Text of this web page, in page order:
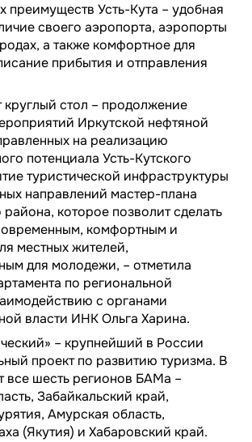
преимуществ Усть-Кута – удобная
своего аэропорта, аэропорты
а также комфортное для
прибытия и отправления
круглый стол – продолжение
Иркутской нефтяной
на реализацию
потенциала Усть-Кутского
туристической инфраструктуры
направлений мастер-плана
района, которое позволит сделать
комфортным и
местных жителей,
для молодежи, – отметила
по региональной
с органами
власти ИНК Ольга Харина.
– крупнейший в России
проект по развитию туризма. В
все шесть регионов БАМа –
Забайкальский край,
Амурская область,
(Якутия) и Хабаровский край.